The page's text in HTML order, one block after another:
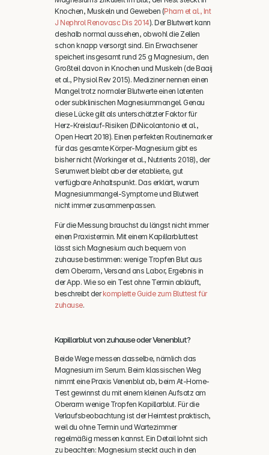
Knochen, Muskeln und Geweben (Pham et al., Int
J Nephrol Renovasc Dis 2014). Der Blutwert kann
deshalb normal aussehen, obwohl die Zellen
schon knapp versorgt sind. Ein Erwachsener
speichert insgesamt rund 25 g Magnesium, den
Großteil davon in Knochen und Muskeln (de Baaij
et al., Physiol Rev 2015). Mediziner nennen einen
Mangel trotz normaler Blutwerte einen latenten
oder subklinischen Magnesiummangel. Genau
diese Lücke gilt als unterschätzter Faktor für
Herz-Kreislauf-Risiken (DiNicolantonio et al.,
Open Heart 2018). Einen perfekten Routinemarker
für das gesamte Körper-Magnesium gibt es
bisher nicht (Workinger et al., Nutrients 2018), der
Serumwert bleibt aber der etablierte, gut
verfügbare Anhaltspunkt. Das erklärt, warum
Magnesiummangel-Symptome und Blutwert
nicht immer zusammenpassen.
Für die Messung brauchst du längst nicht immer
einen Praxistermin. Mit einem Kapillarbluttest
lässt sich Magnesium auch bequem von
zuhause bestimmen: wenige Tropfen Blut aus
dem Oberarm, Versand ans Labor, Ergebnis in
der App. Wie so ein Test ohne Termin abläuft,
beschreibt der komplette Guide zum Bluttest für
zuhause.
Kapillarblut von zuhause oder Venenblut?
Beide Wege messen dasselbe, nämlich das
Magnesium im Serum. Beim klassischen Weg
nimmt eine Praxis Venenblut ab, beim At-Home-
Test gewinnst du mit einem kleinen Aufsatz am
Oberarm wenige Tropfen Kapillarblut. Für die
Verlaufsbeobachtung ist der Heimtest praktisch,
weil du ohne Termin und Wartezimmer
regelmäßig messen kannst. Ein Detail lohnt sich
zu beachten: Magnesium steckt auch in den